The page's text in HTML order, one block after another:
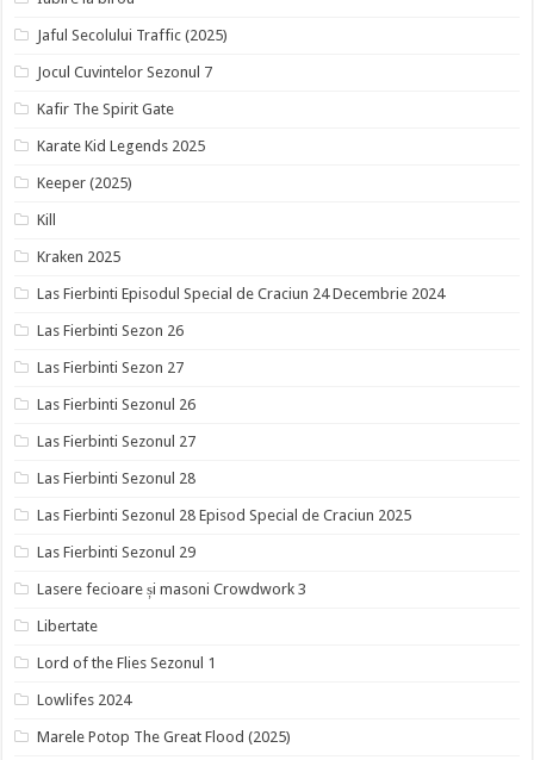
Jaful Secolului Traffic (2025)
Jocul Cuvintelor Sezonul 7
Kafir The Spirit Gate
Karate Kid Legends 2025
Keeper (2025)
Kill
Kraken 2025
Las Fierbinti Episodul Special de Craciun 24 Decembrie 2024
Las Fierbinti Sezon 26
Las Fierbinti Sezon 27
Las Fierbinti Sezonul 26
Las Fierbinti Sezonul 27
Las Fierbinti Sezonul 28
Las Fierbinti Sezonul 28 Episod Special de Craciun 2025
Las Fierbinti Sezonul 29
Lasere fecioare și masoni Crowdwork 3
Libertate
Lord of the Flies Sezonul 1
Lowlifes 2024
Marele Potop The Great Flood (2025)